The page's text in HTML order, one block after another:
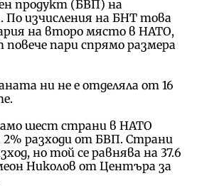
продукт (БВП) на
По изчисления на БНТ това
на второ място в НАТО,
пари спрямо размера
ни не е отделяла от 16
шест страни в НАТО
разходи от БВП. Страни
но той се равнява на 37.6
Николов от Центъра за